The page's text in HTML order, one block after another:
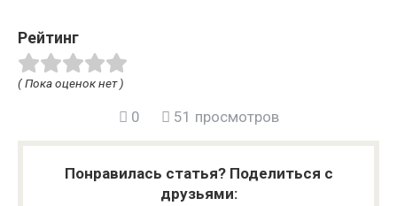
Рейтинг
( Пока оценок нет )
0 51 просмотров
Понравилась статья? Поделиться с
друзьями: